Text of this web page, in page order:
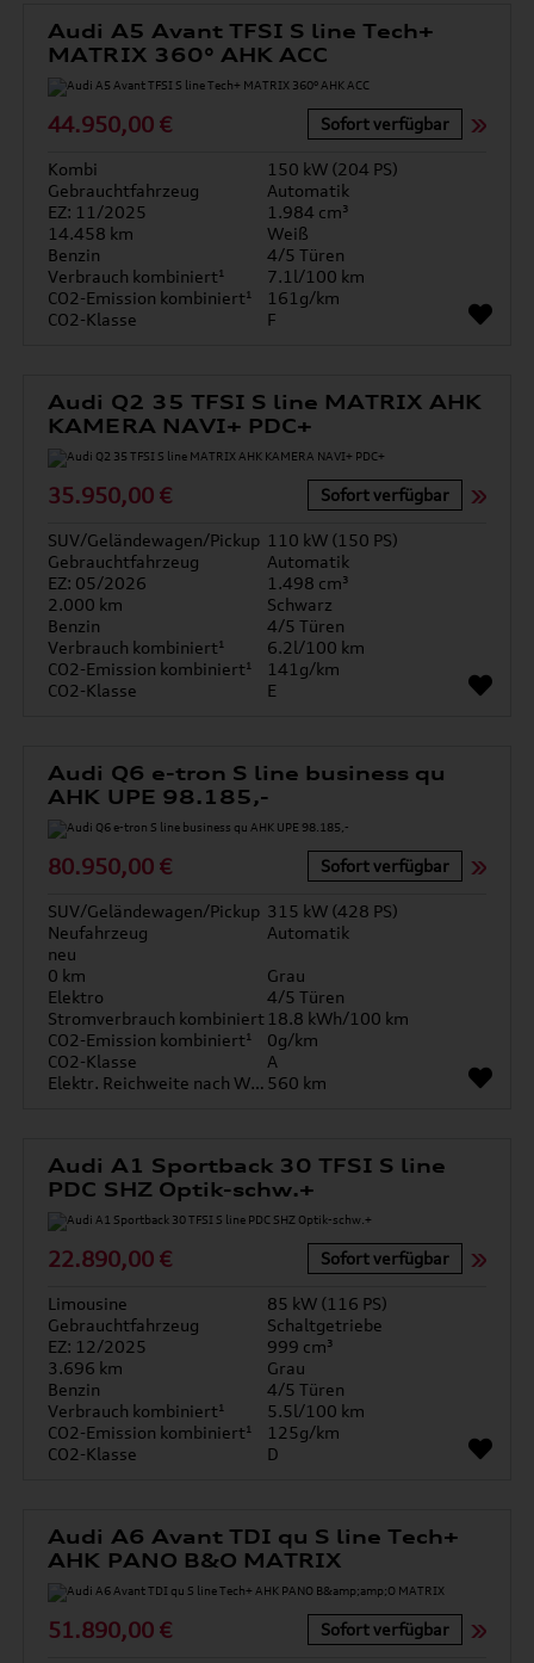
Audi A5 Avant TFSI S line Tech+
MATRIX 360° AHK ACC
44.950,00 € Sofort verfügbar
Kombi
150 kW (204 PS)
Gebrauchtfahrzeug
Automatik
EZ: 11/2025
1.984 cm³
14.458 km
Weiß
Benzin
4/5 Türen
Verbrauch kombiniert¹
7.1l/100 km
CO2-Emission kombiniert¹
161g/km
CO2-Klasse
F
Audi Q2 35 TFSI S line MATRIX AHK
KAMERA NAVI+ PDC+
35.950,00 € Sofort verfügbar
SUV/Geländewagen/Pickup 110 kW (150 PS)
Gebrauchtfahrzeug
Automatik
EZ: 05/2026
1.498 cm³
2.000 km
Schwarz
Benzin
4/5 Türen
Verbrauch kombiniert¹
6.2l/100 km
CO2-Emission kombiniert¹
141g/km
CO2-Klasse
E
Audi Q6 e-tron S line business qu
AHK UPE 98.185,-
80.950,00 € Sofort verfügbar
SUV/Geländewagen/Pickup 315 kW (428 PS)
Neufahrzeug
Automatik
neu
0 km
Grau
Elektro
4/5 Türen
Stromverbrauch kombiniert 18.8 kWh/100 km
CO2-Emission kombiniert¹
0g/km
CO2-Klasse
A
Elektr. Reichweite nach WLTP* 560 km
Audi A1 Sportback 30 TFSI S line
PDC SHZ Optik-schw.+
22.890,00 € Sofort verfügbar
Limousine
85 kW (116 PS)
Gebrauchtfahrzeug
Schaltgetriebe
EZ: 12/2025
999 cm³
3.696 km
Grau
Benzin
4/5 Türen
Verbrauch kombiniert¹
5.5l/100 km
CO2-Emission kombiniert¹
125g/km
CO2-Klasse
D
Audi A6 Avant TDI qu S line Tech+
AHK PANO B&O MATRIX
51.890,00 € Sofort verfügbar